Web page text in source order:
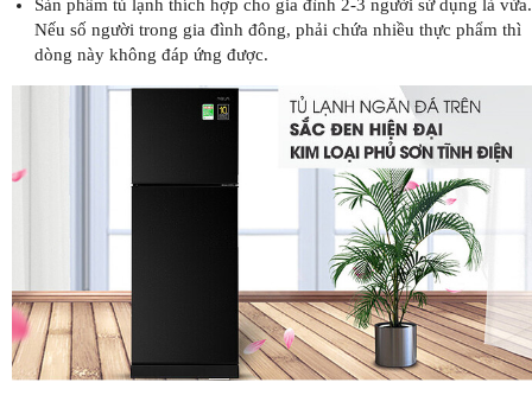
Sản phẩm tủ lạnh thích hợp cho gia đình 2-3 người sử dụng là vừa.
Nếu số người trong gia đình đông, phải chứa nhiều thực phẩm thì
dòng này không đáp ứng được.